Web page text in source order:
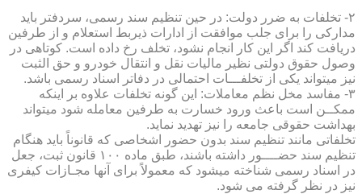
۲- تخلفات به ضرر دولت: در حین تنظیم سند رسمی، سردفتر باید
مدارکی را برای جلب موافقت از ادارات ذیربط استعلام و از طرفین
دریافت کند اگر این کار انجام نشود، تخلف رخ داده است. کوتاهی در
وصول حقوق دولتی نظیر مالیات نقل و انتقال خودرو و حق الثبت
نیز میتواند یکی از تخلفـــات احتمالی در دفاتر اسناد رسمی باشد.
۳- مفاسد مخل نظم معاملات: این گونه تخلفات علاوه بر اینکه
ممکــن است باعث ورود خسارت به طرفین معامله شود میتواند
بهداشت حقوقی جامعه را نیز تهدید نماید.
تخلفاتی مانند تنظیم سند بدون حضور اشخاصی که قانوناً باید هنگام
تنظیم سند حضــــور داشته باشند، طبق ماده ۱۰۰ قانون ثبت، جعل
در اسناد رسمی شناخته میشود که معمولاً برای آنها مجـازات کیفری
نیز در نظر گرفته می شود.